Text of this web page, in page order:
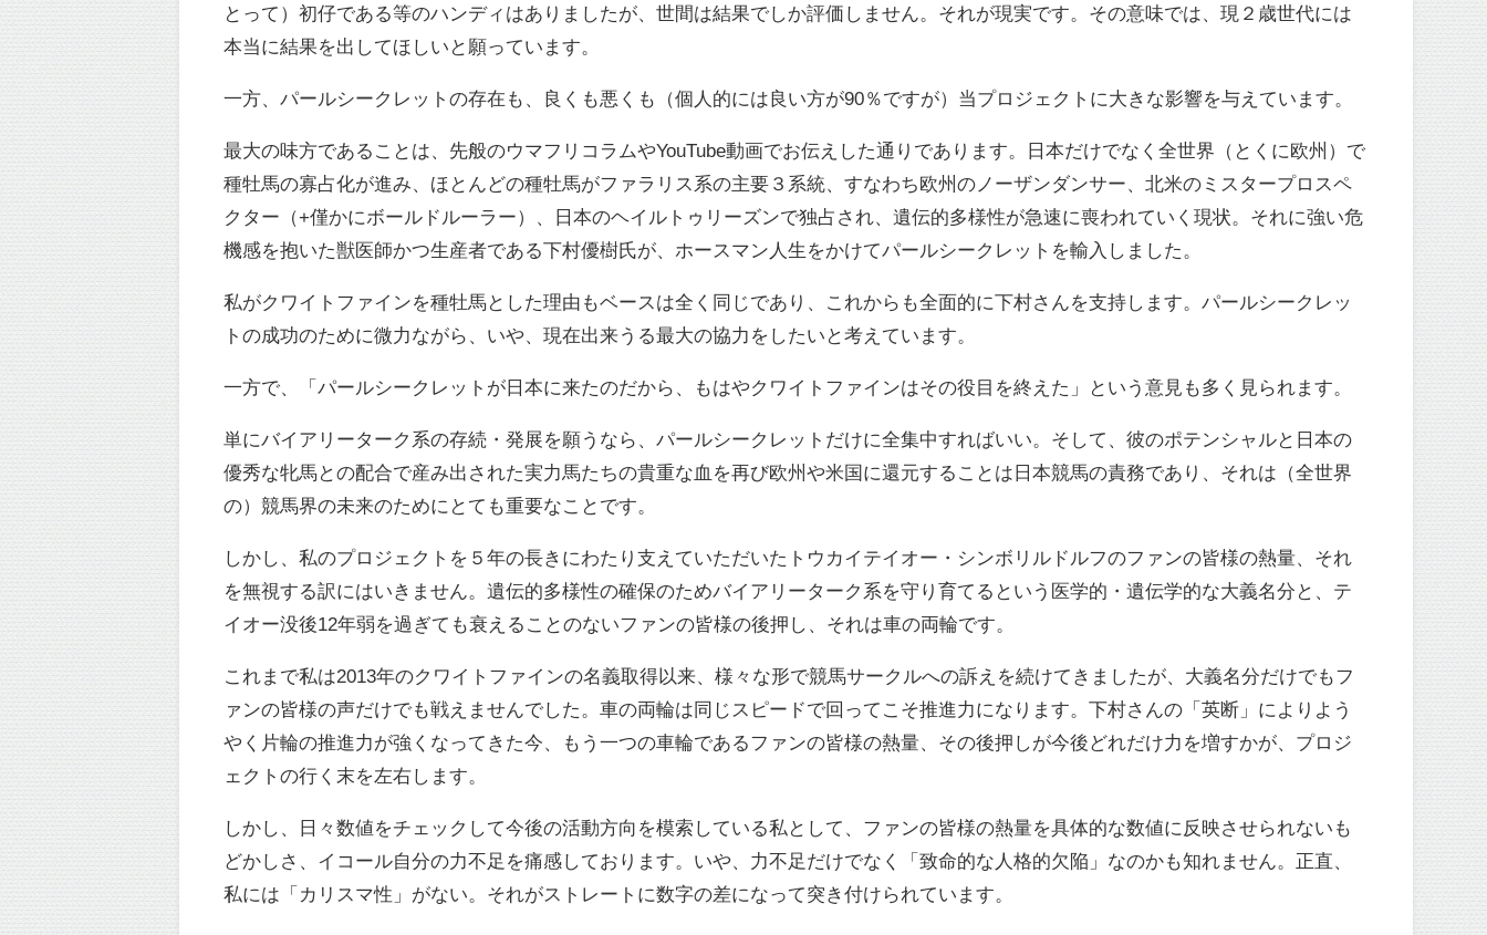
とって）初仔である等のハンディはありましたが、世間は結果でしか評価しません。それが現実です。その意味では、現２歳世代には
本当に結果を出してほしいと願っています。
一方、パールシークレットの存在も、良くも悪くも（個人的には良い方が90％ですが）当プロジェクトに大きな影響を与えています。
最大の味方であることは、先般のウマフリコラムやYouTube動画でお伝えした通りであります。日本だけでなく全世界（とくに欧州）で
種牡馬の寡占化が進み、ほとんどの種牡馬がファラリス系の主要３系統、すなわち欧州のノーザンダンサー、北米のミスタープロスペ
クター（+僅かにボールドルーラー）、日本のヘイルトゥリーズンで独占され、遺伝的多様性が急速に喪われていく現状。それに強い危
機感を抱いた獣医師かつ生産者である下村優樹氏が、ホースマン人生をかけてパールシークレットを輸入しました。
私がクワイトファインを種牡馬とした理由もベースは全く同じであり、これからも全面的に下村さんを支持します。パールシークレッ
トの成功のために微力ながら、いや、現在出来うる最大の協力をしたいと考えています。
一方で、「パールシークレットが日本に来たのだから、もはやクワイトファインはその役目を終えた」という意見も多く見られます。
単にバイアリーターク系の存続・発展を願うなら、パールシークレットだけに全集中すればいい。そして、彼のポテンシャルと日本の
優秀な牝馬との配合で産み出された実力馬たちの貴重な血を再び欧州や米国に還元することは日本競馬の責務であり、それは（全世界
の）競馬界の未来のためにとても重要なことです。
しかし、私のプロジェクトを５年の長きにわたり支えていただいたトウカイテイオー・シンボリルドルフのファンの皆様の熱量、それ
を無視する訳にはいきません。遺伝的多様性の確保のためバイアリーターク系を守り育てるという医学的・遺伝学的な大義名分と、テ
イオー没後12年弱を過ぎても衰えることのないファンの皆様の後押し、それは車の両輪です。
これまで私は2013年のクワイトファインの名義取得以来、様々な形で競馬サークルへの訴えを続けてきましたが、大義名分だけでもフ
ァンの皆様の声だけでも戦えませんでした。車の両輪は同じスピードで回ってこそ推進力になります。下村さんの「英断」によりよう
やく片輪の推進力が強くなってきた今、もう一つの車輪であるファンの皆様の熱量、その後押しが今後どれだけ力を増すかが、プロジ
ェクトの行く末を左右します。
しかし、日々数値をチェックして今後の活動方向を模索している私として、ファンの皆様の熱量を具体的な数値に反映させられないも
どかしさ、イコール自分の力不足を痛感しております。いや、力不足だけでなく「致命的な人格的欠陥」なのかも知れません。正直、
私には「カリスマ性」がない。それがストレートに数字の差になって突き付けられています。